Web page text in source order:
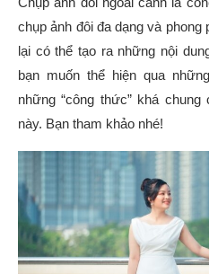
chụp ảnh đôi đa dạng và
lại có thể tạo ra những nội
bạn muốn thể hiện qua
những “công thức” khá
này. Bạn tham khảo nhé!